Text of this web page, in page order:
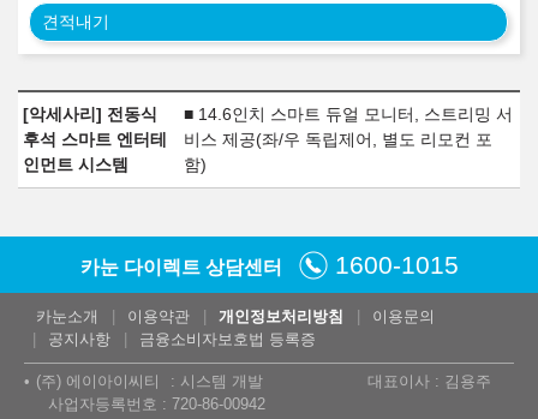
견적내기
[악세사리] 전동식
후석 스마트 엔터테
인먼트 시스템
■ 14.6인치 스마트 듀얼 모니터, 스트리밍 서
비스 제공(좌/우 독립제어, 별도 리모컨 포
함)
카눈 다이렉트 상담센터 1600-1015
카눈소개 이용약관 개인정보처리방침
이용문의
공지사항
금융소비자보호법 등록증
(주) 에이아이씨티 시스템 개발
대표이사 : 김용주
사업자등록번호 : 720-86-00942